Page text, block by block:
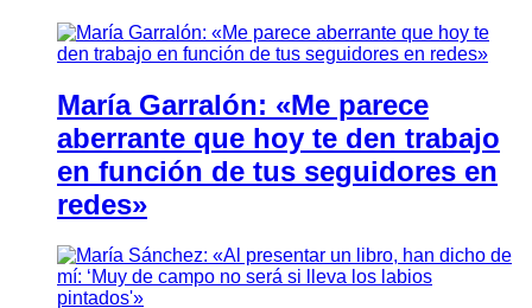
María Garralón: «Me parece
aberrante que hoy te den trabajo
en función de tus seguidores en
redes»